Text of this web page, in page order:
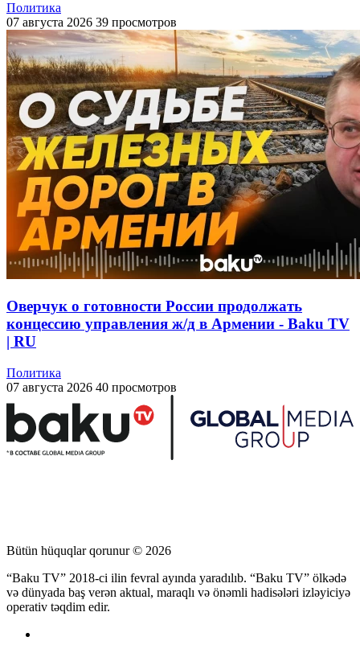
Политика
07 августа 2026 39 просмотров
Оверчук о готовности России продолжать
концессию управления ж/д в Армении - Baku TV
| RU
Политика
07 августа 2026 40 просмотров
Bütün hüquqlar qorunur © 2026
“Baku TV” 2018-ci ilin fevral ayında yaradılıb. “Baku TV” ölkədə
və dünyada baş verən aktual, maraqlı və önəmli hadisələri izləyiciyə
operativ təqdim edir.